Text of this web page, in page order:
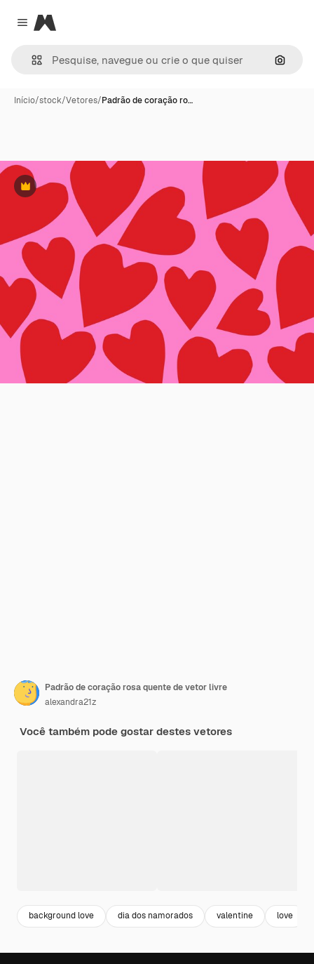
Close menu
Magnific
Início/stock/Vetores/Padrão de coração ro…
Premium
Padrão de coração rosa quente de vetor livre
alexandra21z
Você também pode gostar destes vetores
background love dia dos namorados valentine love